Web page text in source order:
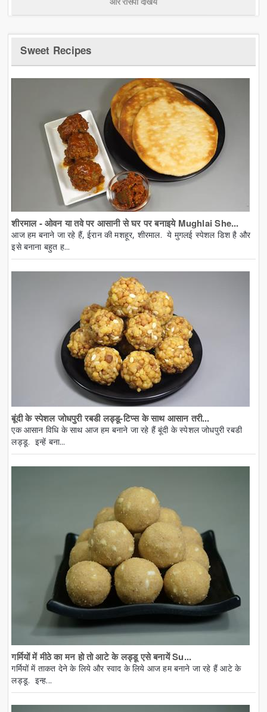
Sweet Recipes
शीरमाल - ओवन या तवे पर आसानी से घर पर बनाइये Mughlai She...
आज हम बनाने जा रहे हैं, ईरान की मशहूर, शीरमाल. ये मुगलई स्पेशल डिश है और
इसे बनाना बहुत ह...
बूंदी के स्पेशल जोधपुरी रबडी लड्डू-टिप्स के साथ आसान तरी...
एक आसान विधि के साथ आज हम बनाने जा रहे हैं बूंदी के स्पेशल जोधपुरी रबडी
लड्डू. इन्हें बना...
गर्मियों में मीठे का मन हो तो आटे के लड्डू एसे बनायें Su...
गर्मियों में ताकत देने के लिये और स्वाद के लिये आज हम बनाने जा रहे हैं आटे के
लड्डू. इन्ह...